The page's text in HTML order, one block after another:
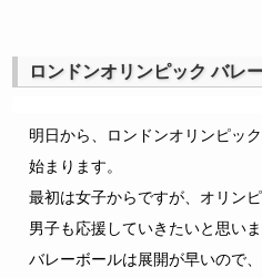
ロンドンオリンピック バレ
明日から、ロンドンオリンピッ
始まります。
最初は女子からですが、オリン
男子も応援していきたいと思いま
バレーボールは展開が早いので